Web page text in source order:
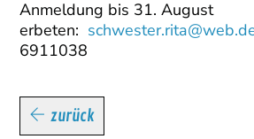
Anmeldung bis 31. August
erbeten:
6911038
zurück